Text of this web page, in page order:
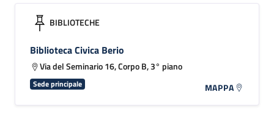
BIBLIOTECHE
Biblioteca Civica Berio
Via del Seminario 16, Corpo B, 3° piano
Sede principale MAPPA